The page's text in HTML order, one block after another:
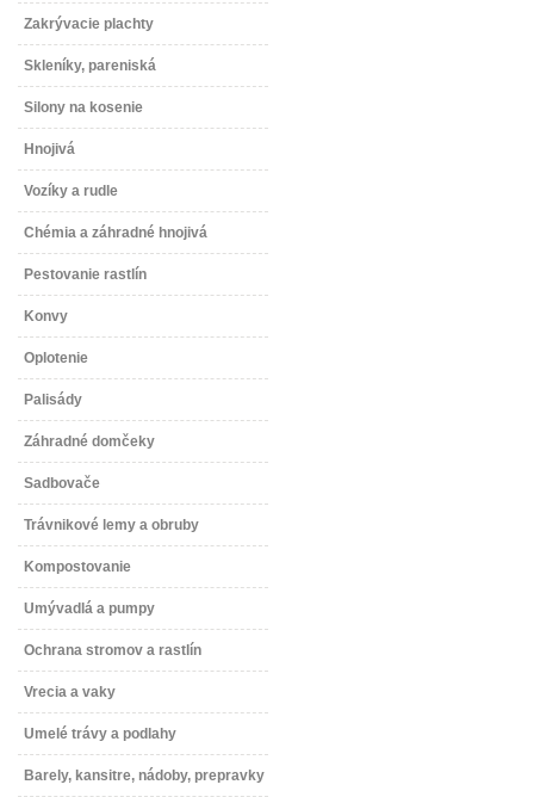
Zakrývacie plachty
Skleníky, pareniská
Silony na kosenie
Hnojivá
Vozíky a rudle
Chémia a záhradné hnojivá
Pestovanie rastlín
Konvy
Oplotenie
Palisády
Záhradné domčeky
Sadbovače
Trávnikové lemy a obruby
Kompostovanie
Umývadlá a pumpy
Ochrana stromov a rastlín
Vrecia a vaky
Umelé trávy a podlahy
Barely, kansitre, nádoby, prepravky